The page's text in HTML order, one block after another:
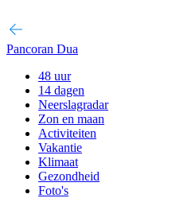
Pancoran Dua
48 uur
14 dagen
Neerslagradar
Zon en maan
Activiteiten
Vakantie
Klimaat
Gezondheid
Foto's